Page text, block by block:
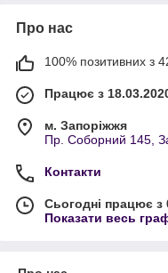
Про нас
100% позитивних з
Працює з
м. Запоріжжя
Пр. Соборний 145,
Контакти
Сьогодні працює з
Показати весь